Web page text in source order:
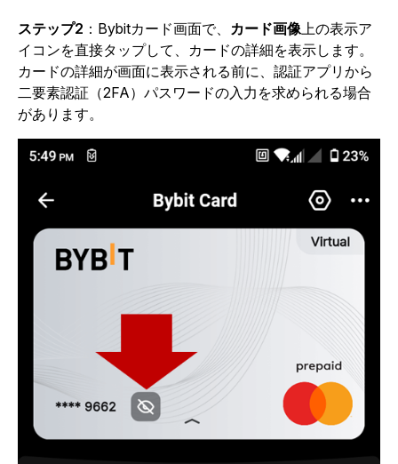
ステップ2 ： Bybitカード画面で、 カード画像 上の表示ア
イコンを直接タップして、カードの詳細を表示します。
カードの詳細が画面に表示される前に、認証アプリから
二要素認証（2FA）パスワードの入力を求められる場合
があります。